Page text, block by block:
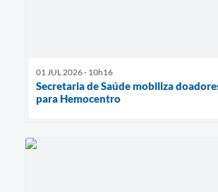
01 JUL 2026 - 10h16
Secretaria de Saúde mobiliza
para Hemocentro